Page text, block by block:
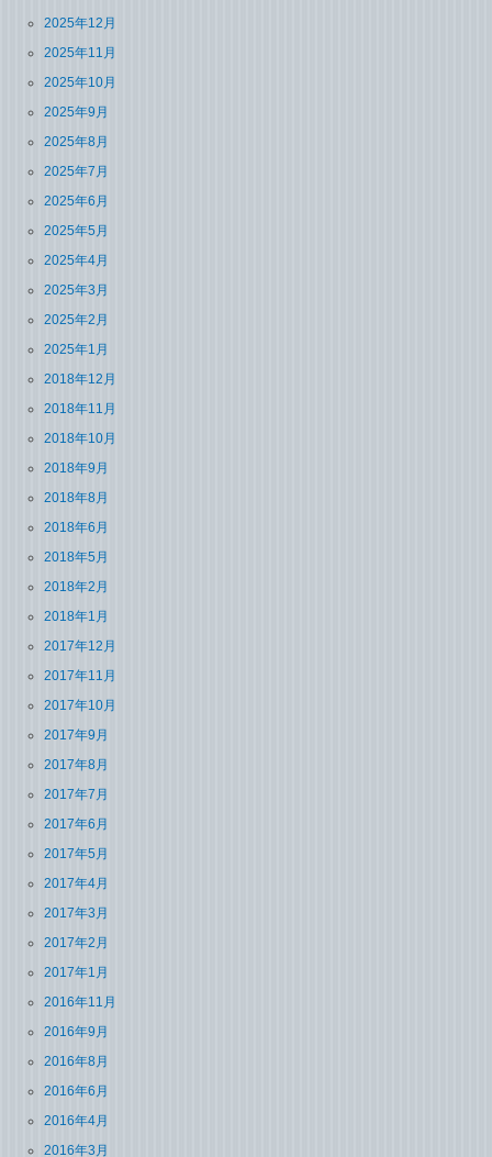
2025年12月
2025年11月
2025年10月
2025年9月
2025年8月
2025年7月
2025年6月
2025年5月
2025年4月
2025年3月
2025年2月
2025年1月
2018年12月
2018年11月
2018年10月
2018年9月
2018年8月
2018年6月
2018年5月
2018年2月
2018年1月
2017年12月
2017年11月
2017年10月
2017年9月
2017年8月
2017年7月
2017年6月
2017年5月
2017年4月
2017年3月
2017年2月
2017年1月
2016年11月
2016年9月
2016年8月
2016年6月
2016年4月
2016年3月